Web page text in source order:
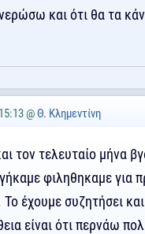
και ότι θα τα
@Θ. Κλημεντίνη
τον τελευταίο μήνα
φιληθηκαμε για
Το έχουμε συζητήσει
είναι ότι περνάω